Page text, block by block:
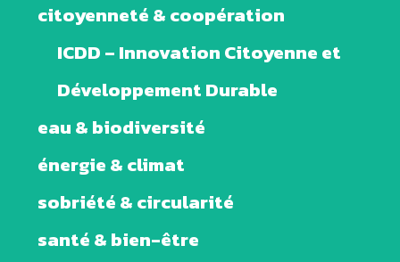
citoyenneté & coopération
ICDD – Innovation Citoyenne et
Développement Durable
eau & biodiversité
énergie & climat
sobriété & circularité
santé & bien-être